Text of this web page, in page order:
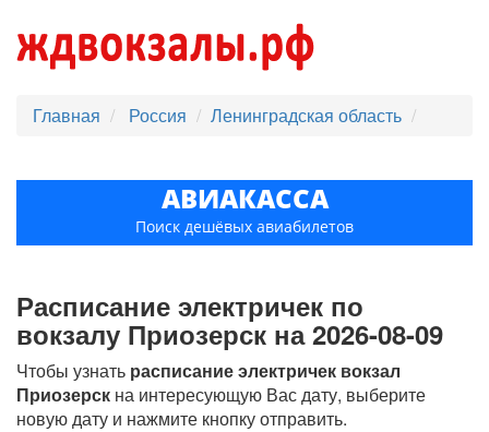
Главная Россия Ленинградская область
АВИАКАССА
Поиск дешёвых авиабилетов
Расписание электричек по
вокзалу Приозерск на 2026-08-09
Чтобы узнать расписание электричек вокзал
Приозерск на интересующую Вас дату, выберите
новую дату и нажмите кнопку отправить.